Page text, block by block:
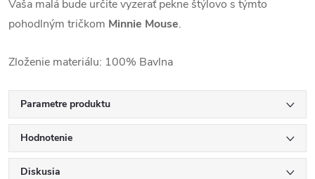
Vaša malá bude určite vyzerať pekne štýlovo s týmto
pohodlným tričkom Minnie Mouse.
Zloženie materiálu: 100% Bavlna
Parametre produktu
Hodnotenie
Diskusia